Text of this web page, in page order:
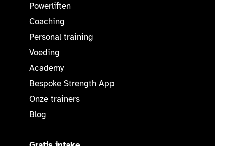
Powerliften
Coaching
Personal training
Voeding
Academy
Bespoke Strength App
Onze trainers
Blog